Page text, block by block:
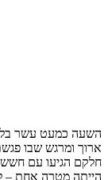
השעה כמעט עשר
ארוך ומרגש שבו
חלקם הגיעו עם
הייתה מטרה אחת –